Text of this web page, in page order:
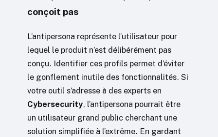
conçoit pas
L’antipersona représente l’utilisateur pour
lequel le produit n’est délibérément pas
conçu. Identifier ces profils permet d’éviter
le gonflement inutile des fonctionnalités. Si
votre outil s’adresse à des experts en
Cybersecurity, l’antipersona pourrait être
un utilisateur grand public cherchant une
solution simplifiée à l’extrême. En gardant